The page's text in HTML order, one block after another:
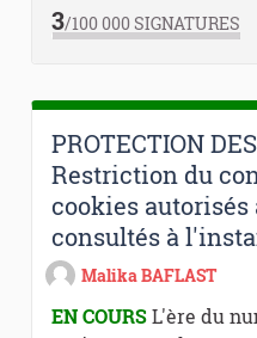
3/100 000SIGNATURES
PROTECTION
Restriction du
cookies autorisés
consultés à
Malika BAFLAST
EN COURSL'ère du